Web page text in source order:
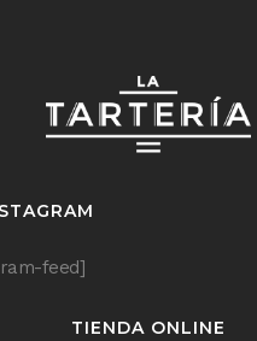
feed]
TIENDA ONLINE